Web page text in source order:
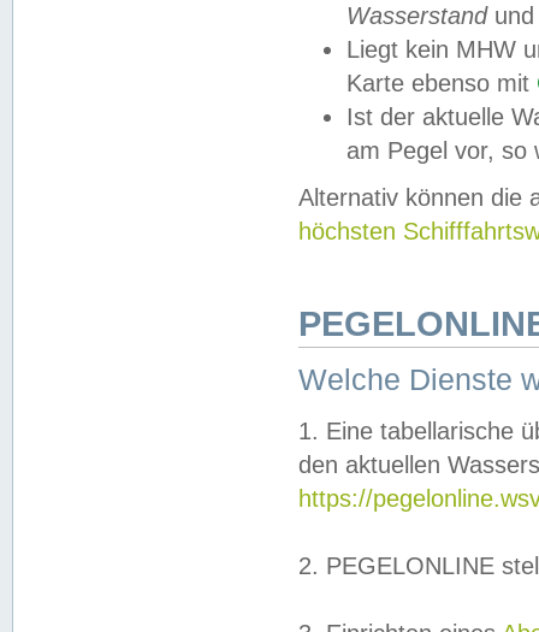
Wasserstandund
Liegt kein MHW
Karte ebenso mit
Ist der aktuelle
am Pegel vor,
Alternativ können die
höchsten
Welche Dienste
1. Eine tabellarische
den aktuellen
https://
2. PEGELONLINE